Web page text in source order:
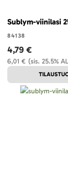
Sublym-viinilasi
84138
(sis. 25.5%
6,01 €
4,79 €